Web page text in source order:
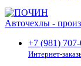
Авточехлы -
+7 (981)
Интернет-